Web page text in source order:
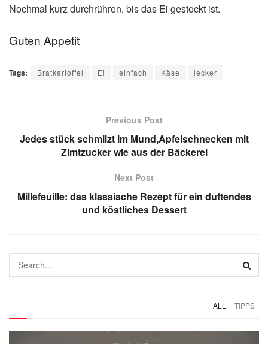
Nochmal kurz durchrühren, bis das Ei gestockt ist.
Guten Appetit
Tags: Bratkartoffel Ei einfach Käse lecker
Previous Post
Jedes stück schmilzt im Mund,Apfelschnecken mit
Zimtzucker wie aus der Bäckerei
Next Post
Millefeuille: das klassische Rezept für ein duftendes
und köstliches Dessert
ALL TIPPS